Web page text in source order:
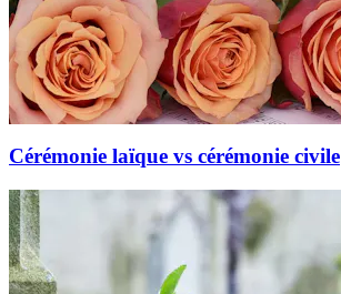
Cérémonie laïque vs cérémonie civile